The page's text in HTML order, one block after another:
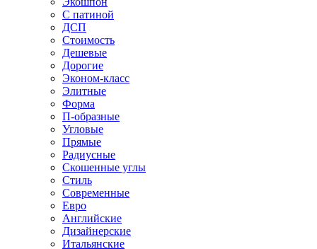
С патиной
ДСП
Стоимость
Дешевые
Дорогие
Эконом-класс
Элитные
Форма
П-образные
Угловые
Прямые
Радиусные
Скошенные углы
Стиль
Современные
Евро
Английские
Дизайнерские
Итальянские